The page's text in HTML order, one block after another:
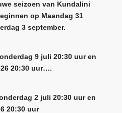
seizoen van Kundalini
op Maandag 31
3 september.
9 juli 20:30 uur en
20:30 uur….
2 juli 20:30 uur en
20:30 uur